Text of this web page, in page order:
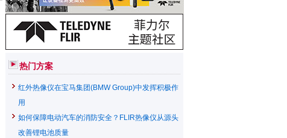
热门方案
红外热像仪在宝马集团(BMW Group)中发挥积极作
用
如何保障电动汽车的消防安全？FLIR热像仪从源头
改善锂电池质量